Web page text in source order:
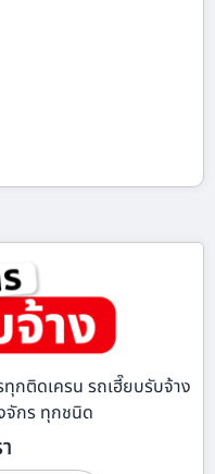
ทุกติดเครน รถเฮี๊ยบรับจ้าง
จักร ทุกชนิด